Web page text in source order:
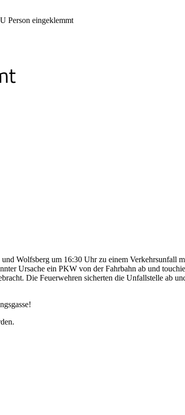
Person eingeklemmt
Wolfsberg um 16:30 Uhr zu einem Verkehrsunfall
Ursache ein PKW von der Fahrbahn ab und
Die Feuerwehren sicherten die Unfallstelle ab